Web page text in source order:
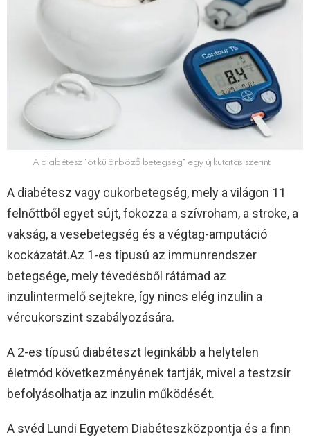
A diabétesz "öt különböző betegség" egy új kutatás szerint
A diabétesz vagy cukorbetegség, mely a világon 11
felnőttből egyet sújt, fokozza a szívroham, a stroke, a
vakság, a vesebetegség és a végtag-amputáció
kockázatát.Az 1-es típusú az immunrendszer
betegsége, mely tévedésből rátámad az
inzulintermelő sejtekre, így nincs elég inzulin a
vércukorszint szabályozására.
A 2-es típusú diabéteszt leginkább a helytelen
életmód következményének tartják, mivel a testzsír
befolyásolhatja az inzulin működését.
A svéd Lundi Egyetem Diabéteszközpontja és a finn